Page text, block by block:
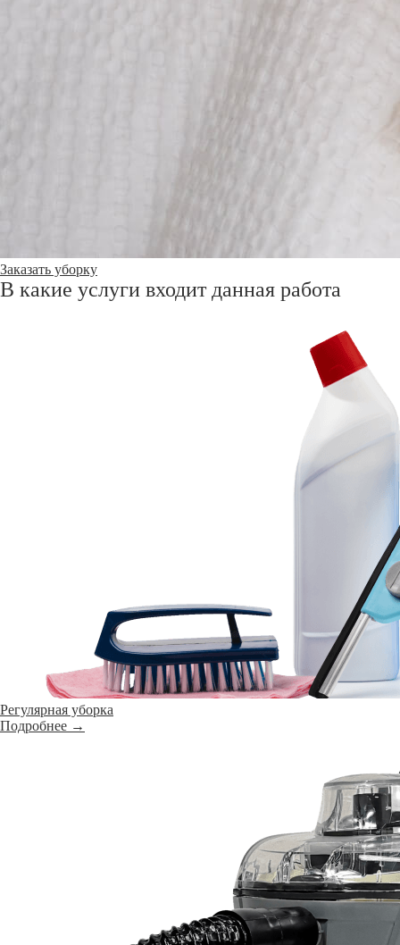
Заказать уборку
В какие услуги входит данная работа
Регулярная уборка
Подробнее →